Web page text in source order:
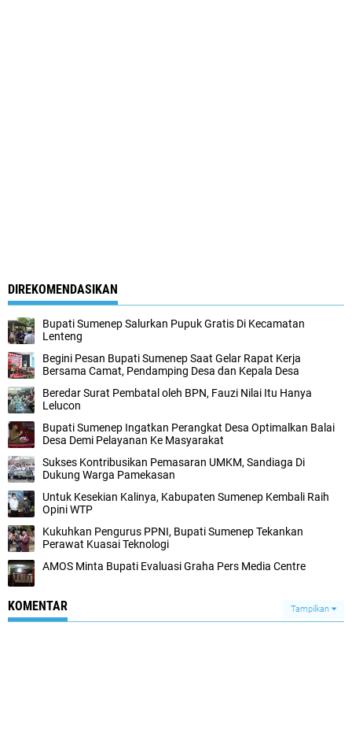
DIREKOMENDASIKAN
Bupati Sumenep Salurkan Pupuk Gratis Di Kecamatan
Lenteng
Begini Pesan Bupati Sumenep Saat Gelar Rapat Kerja
Bersama Camat, Pendamping Desa dan Kepala Desa
Beredar Surat Pembatal oleh BPN, Fauzi Nilai Itu Hanya
Lelucon
Bupati Sumenep Ingatkan Perangkat Desa Optimalkan Balai
Desa Demi Pelayanan Ke Masyarakat
Sukses Kontribusikan Pemasaran UMKM, Sandiaga Di
Dukung Warga Pamekasan
Untuk Kesekian Kalinya, Kabupaten Sumenep Kembali Raih
Opini WTP
Kukuhkan Pengurus PPNI, Bupati Sumenep Tekankan
Perawat Kuasai Teknologi
AMOS Minta Bupati Evaluasi Graha Pers Media Centre
KOMENTAR Tampilkan